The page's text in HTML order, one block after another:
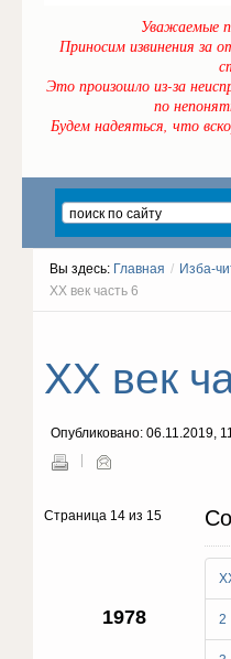
Уважаемые
Приносим извинения за
Это произошло из-за
по
Будем надеяться, что
Вы здесь: Главная / Изба-
ХХ век часть 6
ХХ век
Опубликовано: 06.11.2019,
2
Страница 14 из 15
1978